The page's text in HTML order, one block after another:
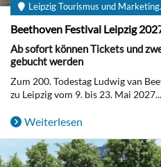
Leipzig Tourismus und
Beethoven Festival Leipzig
Ab sofort können Tickets und
gebucht werden
Zum 200. Todestag Ludwig van
zu Leipzig vom 9. bis 23. Mai 2027...
Weiterlesen